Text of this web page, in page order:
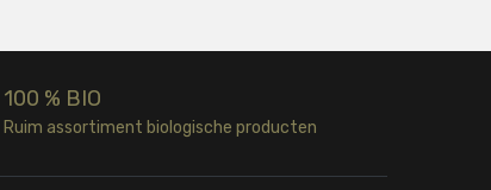
100 % BIO
Ruim assortiment biologische producten